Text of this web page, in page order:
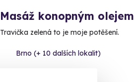
Masáž konopným olejem
Travička zelená to je moje potěšení.
Brno (+ 10 dalších lokalit)